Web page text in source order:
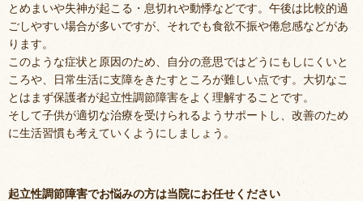
とめまいや失神が起こる・息切れや動悸などです。午後は比較的過
ごしやすい場合が多いですが、それでも食欲不振や倦怠感などがあ
ります。
このような症状と原因のため、自分の意思ではどうにもしにくいと
ころや、日常生活に支障をきたすところが難しい点です。大切なこ
とはまず保護者が起立性調節障害をよく理解することです。
そして子供が適切な治療を受けられるようサポートし、改善のため
に生活習慣も考えていくようにしましょう。
起立性調節障害でお悩みの方は当院にお任せください